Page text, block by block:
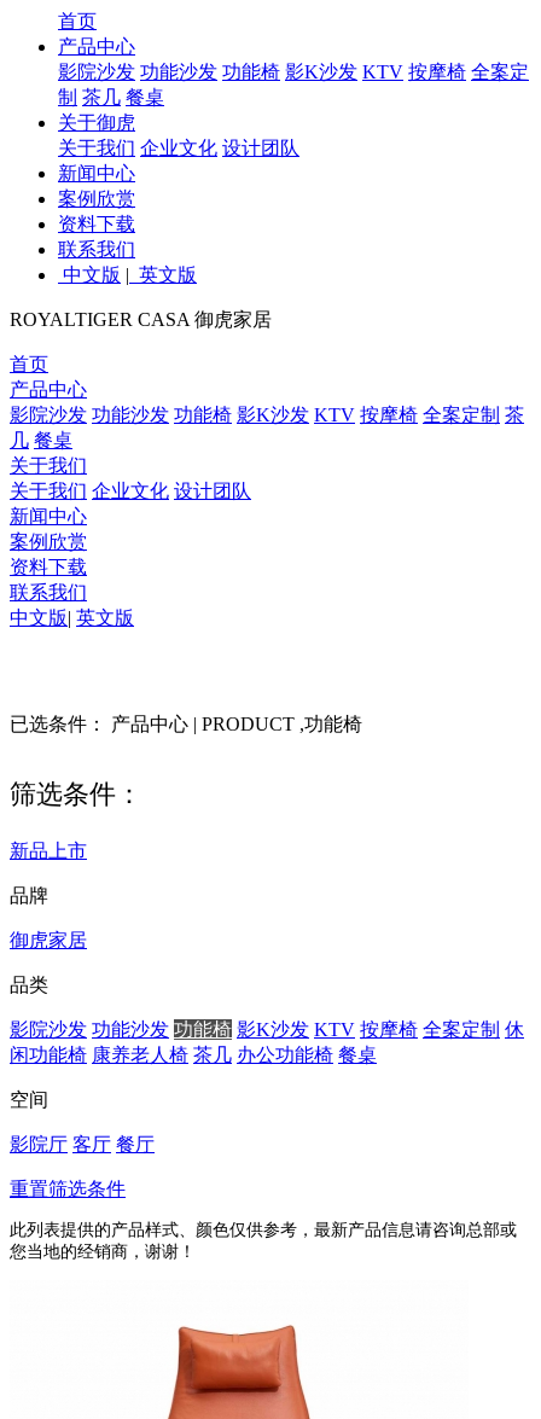
首页
产品中心
影院沙发 功能沙发 功能椅 影K沙发 KTV 按摩椅 全案定
制 茶几 餐桌
关于御虎
关于我们 企业文化 设计团队
新闻中心
案例欣赏
资料下载
联系我们
中文版 | 英文版
ROYALTIGER CASA 御虎家居
首页
产品中心
影院沙发 功能沙发 功能椅 影K沙发 KTV 按摩椅 全案定制 茶
几 餐桌
关于我们
关于我们 企业文化 设计团队
新闻中心
案例欣赏
资料下载
联系我们
中文版| 英文版
已选条件： 产品中心 | PRODUCT ,功能椅
筛选条件：
新品上市
品牌
御虎家居
品类
影院沙发 功能沙发 功能椅 影K沙发 KTV 按摩椅 全案定制 休
闲功能椅 康养老人椅 茶几 办公功能椅 餐桌
空间
影院厅 客厅 餐厅
重置筛选条件
此列表提供的产品样式、颜色仅供参考，最新产品信息请咨询总部或
您当地的经销商，谢谢！